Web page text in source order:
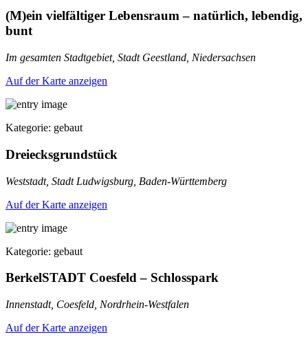
(M)ein vielfältiger Lebensraum – natürlich, lebendig,
bunt
Im gesamten Stadtgebiet, Stadt Geestland, Niedersachsen
Auf der Karte anzeigen
Kategorie: gebaut
Dreiecksgrundstück
Weststadt, Stadt Ludwigsburg, Baden-Württemberg
Auf der Karte anzeigen
Kategorie: gebaut
BerkelSTADT Coesfeld – Schlosspark
Innenstadt, Coesfeld, Nordrhein-Westfalen
Auf der Karte anzeigen